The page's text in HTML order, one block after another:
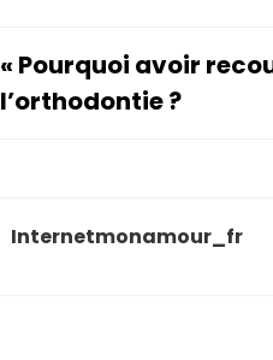
« Pourquoi avoir
l’orthodontie ?
Internetmonamour_fr